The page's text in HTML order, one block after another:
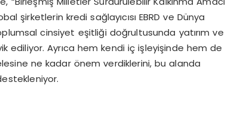
şirketlerin kredi sağlayıcısı EBRD ve Dünya
cinsiyet eşitliği doğrultusunda yatırım ve
ediliyor. Ayrıca hem kendi iç işleyişinde hem de
ne kadar önem verdiklerini, bu alanda